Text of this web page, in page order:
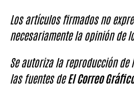
Los artículos firmados no
necesariamente la opinión de
Se autoriza la reproducción
las fuentes deEl Correo